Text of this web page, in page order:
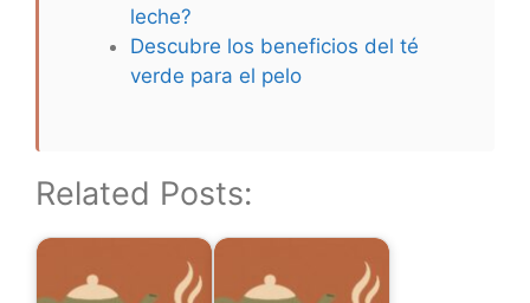
leche?
Descubre los beneficios del té
verde para el pelo
Related Posts: